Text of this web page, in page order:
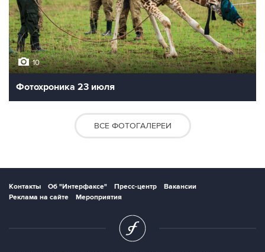
10
Фотохроника 23 июля
ВСЕ ФОТОГАЛЕРЕИ
Контакты Об "Интерфаксе" Пресс-центр
Вакансии
Реклама на сайте
Мероприятия